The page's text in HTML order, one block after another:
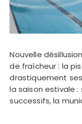
Nouvelle
de fraîcheur : la
drastiquement
la saison estivale
successifs, la